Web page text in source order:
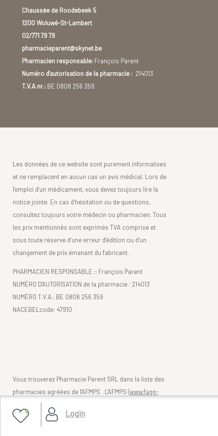
Login
Certaines personnes suivent un régime sans gluten pour
combattre des symptômes pratiquement mêmes à ceux
retrouvés dans la maladie coeliaque. Les symptômes de
sensibilitésont les mêmes que ceux de l’intolérance, à
l’exception des complications.
Chaussée de Roodebeek 5
1200 Woluwé-St-Lambert
02/771 79 79
pharmacieparent@skynet.be
Pharmacien responsable:François Parent
Numéro d'autorisation de la pharmacie :214013
T.V.A.nr.:BE 0808 256 359
Les données de ce website sont purement informatives
et ne remplacent en aucun cas un avis médical. Lors de
l’emploi d’un médicament, vous devez toujours lire la
notice jointe. En cas d’hésitation ou de questions,
consultez toujours votre médecin ou pharmacien. Tous
les prix mentionnés sont exprimés TVA comprise et
sous toute réserve d’une erreur d’édition ou d’un
changement de prix émanant du fabricant.
PHARMACIEN RESPONSABLE :: François Parent
NUMÉRO D'AUTORISATION de la pharmacie : 214013
NUMÉRO T.V.A.: BE 0808 256 359
NACEBELcode: 47910
Vous trouverez Pharmacie Parent SRL dans la liste des
pharmacies agréées de l'AFMPS . L'AFMPS (www.fagg-
contrôle la légalité des pharmacies belges
(en ligne).